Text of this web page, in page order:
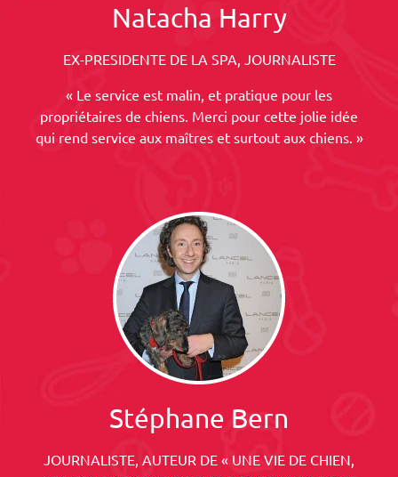
Natacha Harry
EX-PRESIDENTE DE LA SPA, JOURNALISTE
« Le service est malin, et pratique pour les
propriétaires de chiens. Merci pour cette jolie idée
qui rend service aux maîtres et surtout aux chiens. »
Stéphane Bern
JOURNALISTE, AUTEUR DE « UNE VIE DE CHIEN,